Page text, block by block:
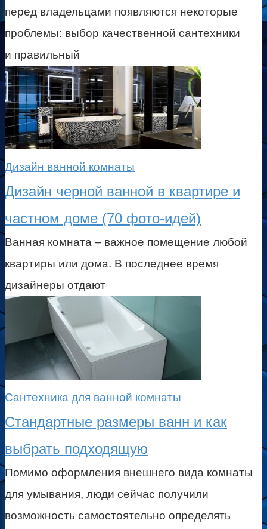
перед владельцами появляются некоторые
проблемы: выбор качественной сантехники
и правильный
Дизайн ванной комнаты
Дизайн черной ванной в квартире и
частном доме (70 фото-идей)
Ванная комната – важное помещение любой
квартиры или дома. В последнее время
дизайнеры отдают
Сантехника для ванной комнаты
Стандартные размеры ванн и как
выбрать подходящую
Помимо оформления внешнего вида комнаты
для умывания, люди сейчас получили
возможность самостоятельно определять